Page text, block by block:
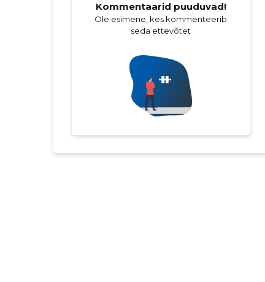
Kommentaarid puuduvad!
Ole esimene, kes kommenteerib
seda ettevõtet